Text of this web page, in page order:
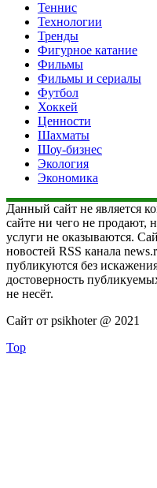
Теннис
Технологии
Тренды
Фигурное катание
Фильмы
Фильмы и сериалы
Футбол
Хоккей
Ценности
Шахматы
Шоу-бизнес
Экология
Экономика
Данный сайт не является
сайте ни чего не продают,
услуги не оказываются.
новостей RSS канала
публикуются без
достоверность
не несёт.
Сайт от psikhoter @ 2021
Top